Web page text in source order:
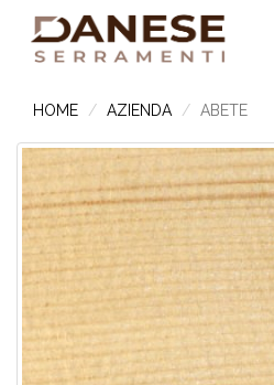
HOME AZIENDA ABETE